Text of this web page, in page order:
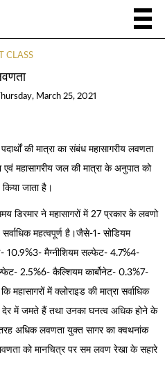
CLASS
Thursday, March 25, 2021
की मात्रा का संबंध महासागरीय लवणता
एवं महासागरीय जल की मात्रा के अनुपात को
किया जाता है।
ने महासागरों में 27 प्रकार के लवणो
महत्वपूर्ण है।जैसे-1- सोडियम
10.9%3- मैग्नीशियम सल्फेट- 4.7%4-
2.5%6- कैल्शियम कार्बोनेट- 0.3%7-
में क्लोराइड की मात्रा सर्वाधिक
देर में जमते हैं तथा उनका घनत्व अधिक होने के
अधिक लवणता युक्त सागर का क्वथनांक
को मानचित्र पर सम लवण रेखा के सहारे